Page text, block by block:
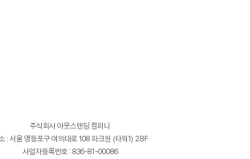
주식회사 아웃스탠딩 컴퍼니
: 서울 영등포구 여의대로 108 파크원 (타워1) 28F
사업자등록번호 : 836-81-00086